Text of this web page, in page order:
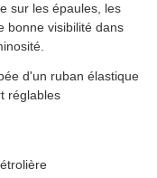
sur les épaules, les
bonne visibilité dans
d'un ruban élastique
réglables